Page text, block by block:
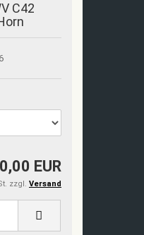
C42
EUR
zzgl. Versand